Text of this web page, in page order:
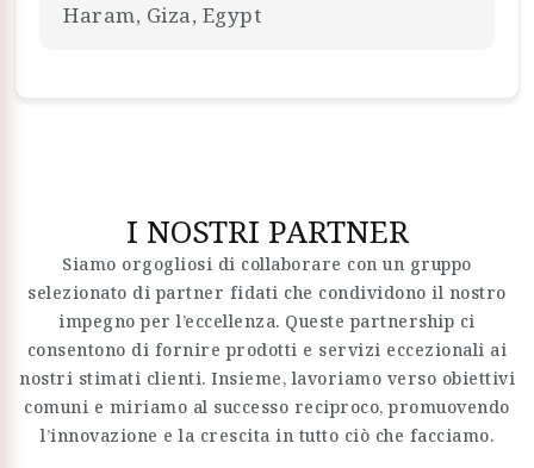
Haram, Giza, Egypt
I NOSTRI PARTNER
Siamo orgogliosi di collaborare con un gruppo
selezionato di partner fidati che condividono il nostro
impegno per l’eccellenza. Queste partnership ci
consentono di fornire prodotti e servizi eccezionali ai
nostri stimati clienti. Insieme, lavoriamo verso obiettivi
comuni e miriamo al successo reciproco, promuovendo
l’innovazione e la crescita in tutto ciò che facciamo.